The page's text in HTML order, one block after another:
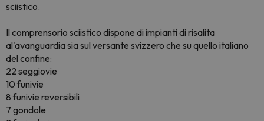
sciistico.
Il comprensorio sciistico dispone di impianti di risalita
al'avanguardia sia sul versante svizzero che su quello italiano
del confine:
22 seggiovie
10 funivie
8 funivie reversibili
7 gondole